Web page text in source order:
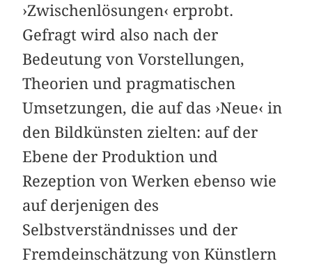
›Zwischenlösungen‹ erprobt.
Gefragt wird also nach der
Bedeutung von Vorstellungen,
Theorien und pragmatischen
Umsetzungen, die auf das ›Neue‹ in
den Bildkünsten zielten: auf der
Ebene der Produktion und
Rezeption von Werken ebenso wie
auf derjenigen des
Selbstverständnisses und der
Fremdeinschätzung von Künstlern